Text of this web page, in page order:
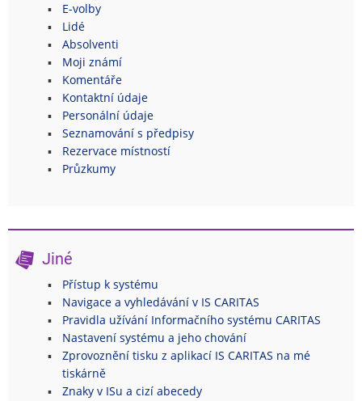
E-volby
Lidé
Absolventi
Moji známí
Komentáře
Kontaktní údaje
Personální údaje
Seznamování s předpisy
Rezervace místností
Průzkumy
Jiné
Přístup k systému
Navigace a vyhledávání v IS CARITAS
Pravidla užívání Informačního systému CARITAS
Nastavení systému a jeho chování
Zprovoznění tisku z aplikací IS CARITAS na mé
tiskárně
Znaky v ISu a cizí abecedy